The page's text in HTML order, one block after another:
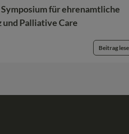
für ehrenamtliche
und Palliative Care
Beitrag